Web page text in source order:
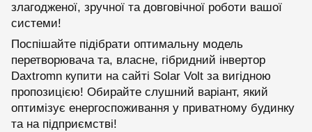
злагодженої, зручної та довговічної роботи вашої
системи!
Поспішайте підібрати оптимальну модель
перетворювача та, власне, гібридний інвертор
Daxtromn купити на сайті Solar Volt за вигідною
пропозицією! Обирайте слушний варіант, який
оптимізує енергоспоживання у приватному будинку
та на підприємстві!